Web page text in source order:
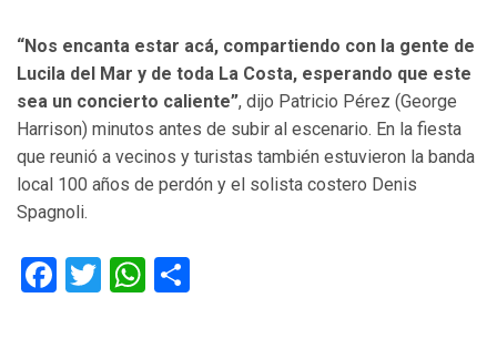
“Nos encanta estar acá, compartiendo con la gente de
Lucila del Mar y de toda La Costa, esperando que este
sea un concierto caliente”, dijo Patricio Pérez (George
Harrison) minutos antes de subir al escenario. En la fiesta
que reunió a vecinos y turistas también estuvieron la banda
local 100 años de perdón y el solista costero Denis
Spagnoli.
Facebook
TwitterWhatsApp